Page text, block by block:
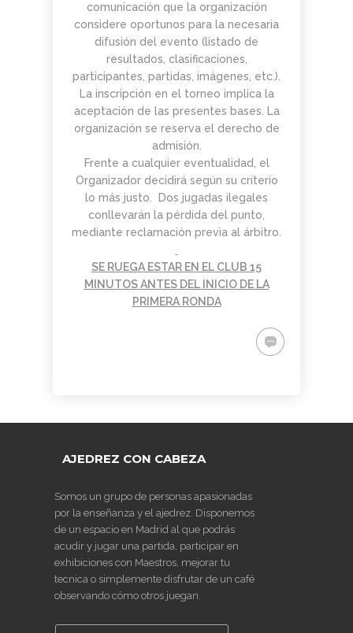
comunicación que la organización
considere oportunos para la necesaria
difusión del evento (listado de
resultados, clasificaciones,
participantes, partidas, imágenes, etc.).
La inscripción en el torneo implica la
aceptación de las presentes bases. La
organización se reserva el derecho de
admisión.
Frente a cualquier eventualidad, el
Organizador decidirá según su criterio
lo más justo. Dos jugadas ilegales
conllevarán la pérdida del punto,
mediante reclamación previa al árbitro.
SE RUEGA ESTAR EN EL CLUB 15
MINUTOS ANTES DEL INICIO DE LA
PRIMERA RONDA
AJEDREZ CON CABEZA
Somos un grupo de personas apasionadas
por la enseñanza y el ajedrez. Disponemos
de un espacio en Madrid al que podrás
acudir y jugar una partida, participar en
exhibiciones con Maestros, mejorar tu
tecnica o simplemente disfrutar de un café
observando cómo otros juegan.